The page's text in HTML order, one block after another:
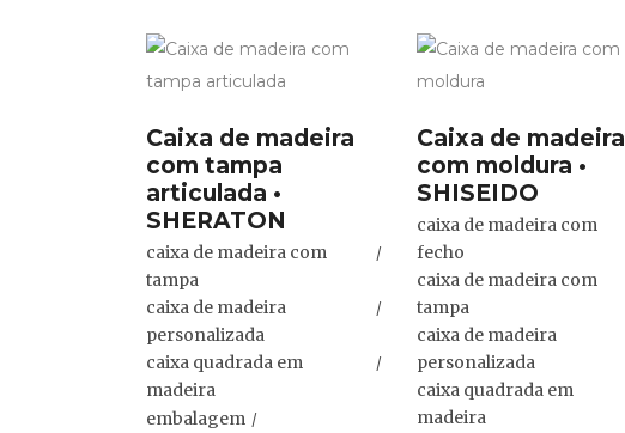
Caixa de madeira
com tampa
articulada •
SHERATON
caixa de madeira com
tampa
caixa de madeira
personalizada
caixa quadrada em
madeira
embalagem
Caixa de madeira
com moldura •
SHISEIDO
caixa de madeira com
fecho
caixa de madeira com
tampa
caixa de madeira
personalizada
caixa quadrada em
madeira